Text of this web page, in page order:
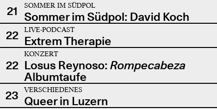
21
SOMMER IM SÜDPOL
Sommer im Südpol: David Koch
22
LIVE-PODCAST
Extrem Therapie
22
KONZERT
Losus Reynoso: Rompecabeza
Albumtaufe
23
VERSCHIEDENES
Queer in Luzern